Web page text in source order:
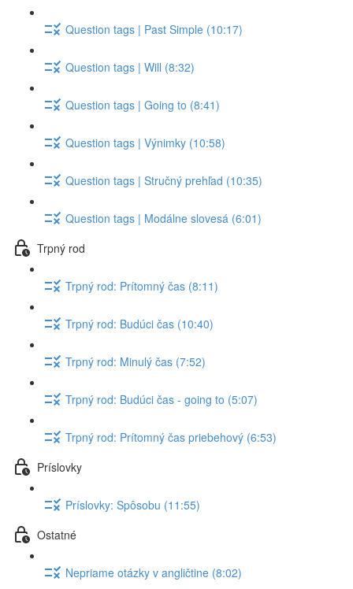
Question tags | Past Simple (10:17)
Question tags | Will (8:32)
Question tags | Going to (8:41)
Question tags | Výnimky (10:58)
Question tags | Stručný prehľad (10:35)
Question tags | Modálne slovesá (6:01)
Trpný rod
Trpný rod: Prítomný čas (8:11)
Trpný rod: Budúci čas (10:40)
Trpný rod: Minulý čas (7:52)
Trpný rod: Budúci čas - going to (5:07)
Trpný rod: Prítomný čas priebehový (6:53)
Príslovky
Príslovky: Spôsobu (11:55)
Ostatné
Nepriame otázky v angličtine (8:02)